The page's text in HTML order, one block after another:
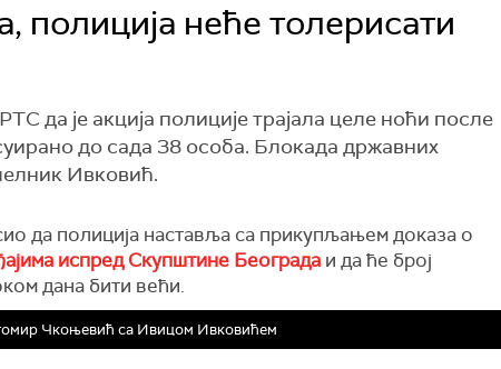
неће толерисати
да је акција полиције трајала целе ноћи после
до сада 38 особа. Блокада државних
Ивковић.
да полиција наставља са прикупљањем доказа о
испред Скупштине Београда и да ће број
дана бити већи.
Чкоњевић са Ивицом Ивковићем